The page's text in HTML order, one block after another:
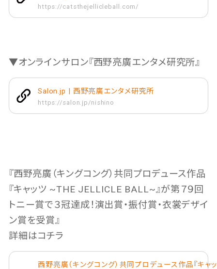
https://catsthejellicleball.com/
▼オンラインサロン『西野亮廣エンタメ研究所』
Salon.jp | 西野亮廣エンタメ研究所
https://salon.jp/nishino
『西野亮廣（キングコング）共同プロデュース作品
『キャッツ ~THE JELLICLE BALL~』が第７９回
トニー賞で３冠達成！演出賞・振付賞・衣裳デザイ
ン賞を受賞』
詳細はコチラ
西野亮廣（キングコング）共同プロデュース作品『キャ